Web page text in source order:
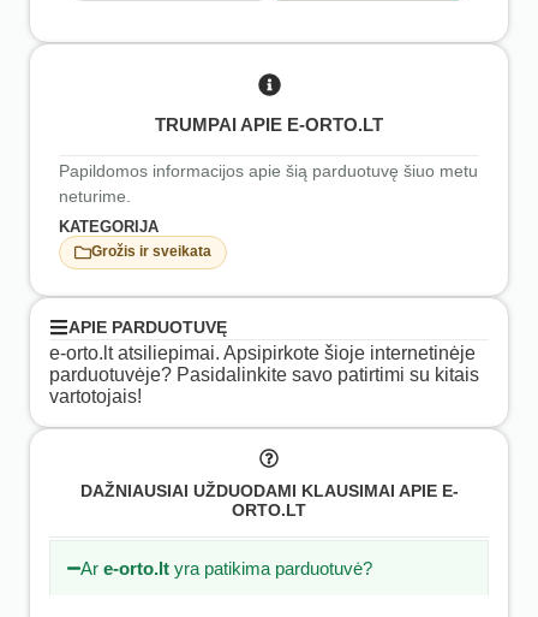
TRUMPAI APIE E-ORTO.LT
Papildomos informacijos apie šią parduotuvę šiuo metu
neturime.
KATEGORIJA
Grožis ir sveikata
APIE PARDUOTUVĘ
e-orto.lt atsiliepimai. Apsipirkote šioje internetinėje
parduotuvėje? Pasidalinkite savo patirtimi su kitais
vartotojais!
DAŽNIAUSIAI UŽDUODAMI KLAUSIMAI APIE E-
ORTO.LT
Are-orto.lt yra patikima parduotuvė?